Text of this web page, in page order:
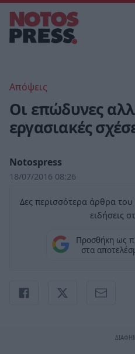
Απόψεις
Οι επώδυνες
εργασιακές
Notospress
18/07/2016 08:26
Δες περισσότερα άρθρα
ειδήσεις
Προσθήκη ως
στα